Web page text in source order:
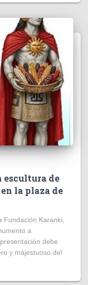
escultura de
la plaza de
Fundación Karanki,
a
debe
y majestuoso del